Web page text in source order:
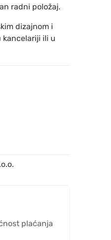
radni položaj.
dizajnom i
kancelariji ili u
plaćanja